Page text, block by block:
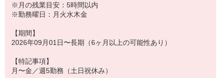
※月の残業目安：5時間以内
※勤務曜日：月火水木金
【期間】
2026年09月01日〜長期（6ヶ月以上の可能性あり）
【特記事項】
月〜金／週5勤務（土日祝休み）